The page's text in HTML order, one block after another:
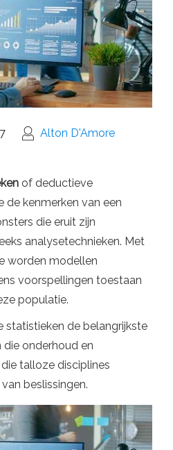
7 Alton D'Amore
of deductieve
de kenmerken van een
die eruit zijn
analysetechnieken. Met
worden modellen
voorspellingen toestaan
populatie.
statistieken de belangrijkste
onderhoud en
talloze disciplines
beslissingen.